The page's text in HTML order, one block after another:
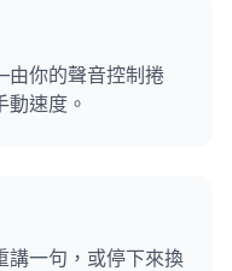
你的聲音控制捲
速度。
講一句，或停下來換